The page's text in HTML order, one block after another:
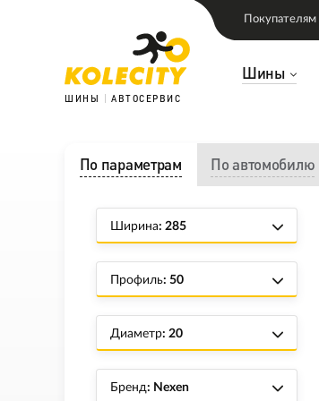
ШИНЫ АВТОСЕРВИС
Шины
Покупателям
По параметрам По автомобилю
Ширина: 285
Профиль: 50
Диаметр: 20
Бренд: Nexen